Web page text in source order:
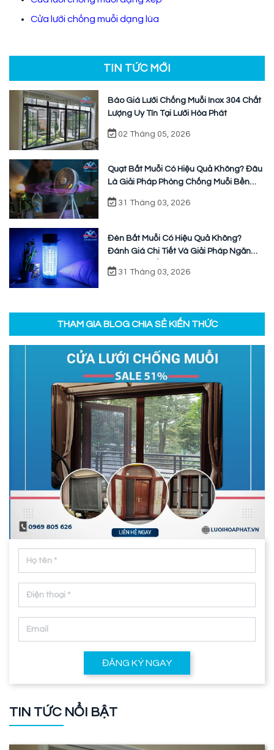
Cửa lưới chống muỗi dạng lùa
TIN TỨC MỚI
Báo Giá Lưới Chống Muỗi Inox 304 Chất
Lượng Uy Tín Tại Lưới Hòa Phát
02 Tháng 05, 2026
Quạt Bắt Muỗi Có Hiệu Quả Không? Đâu
Là Giải Pháp Phòng Chống Muỗi Bền
Vững
31 Tháng 03, 2026
Đèn Bắt Muỗi Có Hiệu Quả Không?
Đánh Giá Chi Tiết Và Giải Pháp Ngăn
31 Tháng 03, 2026
THAM GIA BLOG CHIA SẺ KIẾN THỨC
ĐĂNG KÝ NGAY
TIN TỨC NỔI BẬT